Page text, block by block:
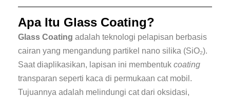
Apa Itu Glass Coating?
Glass Coating adalah teknologi pelapisan berbasis
cairan yang mengandung partikel nano silika (SiO₂).
Saat diaplikasikan, lapisan ini membentuk coating
transparan seperti kaca di permukaan cat mobil.
Tujuannya adalah melindungi cat dari oksidasi,